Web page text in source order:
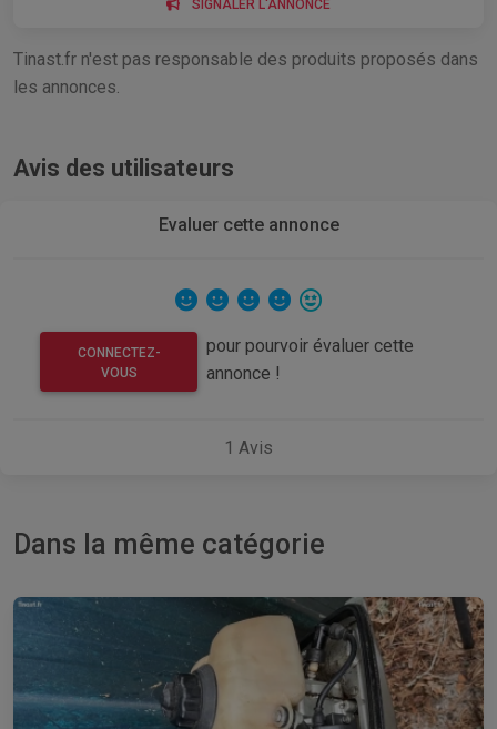
SIGNALER L'ANNONCE
Tinast.fr n'est pas responsable des produits proposés dans
les annonces.
Avis des utilisateurs
Evaluer cette annonce
CONNECTEZ-
VOUS
pour pourvoir évaluer cette
annonce !
1 Avis
Dans la même catégorie